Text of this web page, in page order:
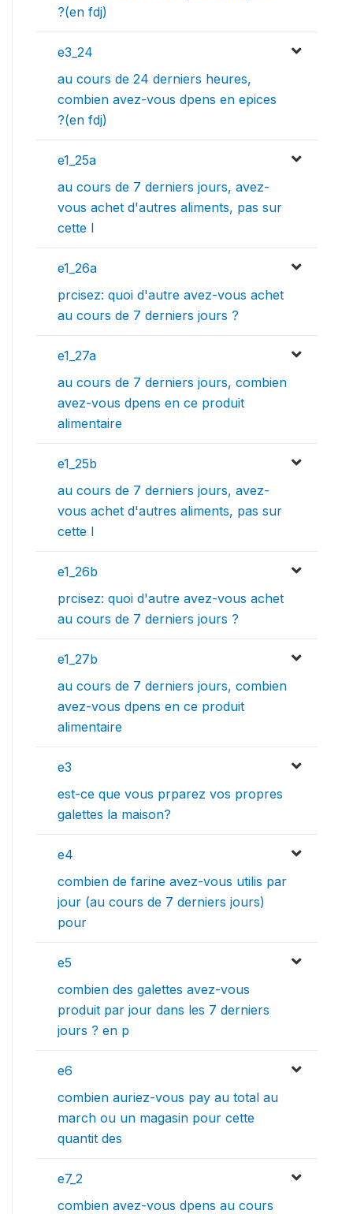
?(en fdj)
e3_24
au cours de 24 derniers heures,
combien avez-vous dpens en epices
?(en fdj)
e1_25a
au cours de 7 derniers jours, avez-
vous achet d'autres aliments, pas sur
cette l
e1_26a
prcisez: quoi d'autre avez-vous achet
au cours de 7 derniers jours ?
e1_27a
au cours de 7 derniers jours, combien
avez-vous dpens en ce produit
alimentaire
e1_25b
au cours de 7 derniers jours, avez-
vous achet d'autres aliments, pas sur
cette l
e1_26b
prcisez: quoi d'autre avez-vous achet
au cours de 7 derniers jours ?
e1_27b
au cours de 7 derniers jours, combien
avez-vous dpens en ce produit
alimentaire
e3
est-ce que vous prparez vos propres
galettes la maison?
e4
combien de farine avez-vous utilis par
jour (au cours de 7 derniers jours)
pour
e5
combien des galettes avez-vous
produit par jour dans les 7 derniers
jours ? en p
e6
combien auriez-vous pay au total au
march ou un magasin pour cette
quantit des
e7_2
combien avez-vous dpens au cours